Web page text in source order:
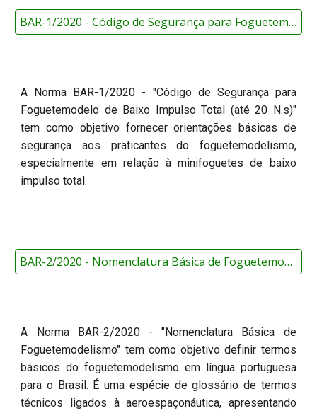
BAR-1/2020 - Código de Segurança para Foguetemodelo ▼
A Norma BAR-1/2020 - "Código de Segurança para
Foguetemodelo de Baixo Impulso Total (até 20 N.s)"
tem como objetivo fornecer orientações básicas de
segurança aos praticantes do foguetemodelismo,
especialmente em relação à minifoguetes de baixo
impulso total.
BAR-2/2020 - Nomenclatura Básica de Foguetemodelismo ▼
A Norma BAR-2/2020 - "Nomenc latura Básica de
Foguetemodelismo" tem como objetivo definir termos
básicos do foguetemodelismo em língua portuguesa
para o Brasil . É uma espécie de g lossário de termos
técnicos ligados à aeroespaçonáutica, apresentando